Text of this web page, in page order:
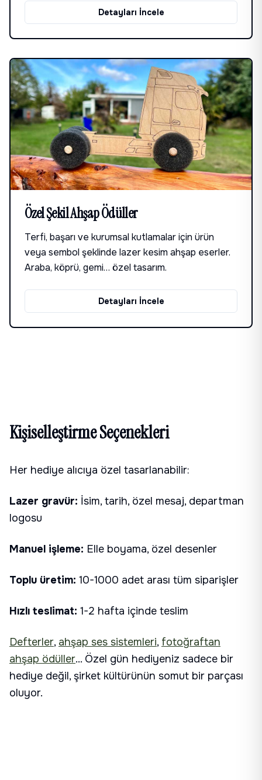
Detayları İncele
Özel Şekil Ahşap Ödüller
Terfi, başarı ve kurumsal kutlamalar için ürün
veya sembol şeklinde lazer kesim ahşap eserler.
Araba, köprü, gemi… özel tasarım.
Detayları İncele
Kişiselleştirme Seçenekleri
Her hediye alıcıya özel tasarlanabilir:
Lazer gravür: İsim, tarih, özel mesaj, departman
logosu
Manuel işleme: Elle boyama, özel desenler
Toplu üretim: 10-1000 adet arası tüm siparişler
Hızlı teslimat: 1-2 hafta içinde teslim
Defterler, ahşap ses sistemleri, fotoğraftan
ahşap ödüller... Özel gün hediyeniz sadece bir
hediye değil, şirket kültürünün somut bir parçası
oluyor.